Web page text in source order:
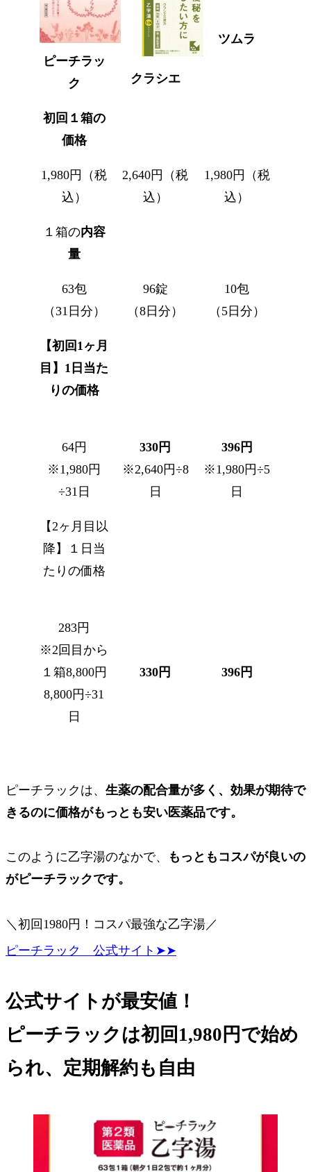
ピーチラッ
ク
クラシエ
ツムラ
初回１箱の
価格
1,980円（税
込）
2,640円（税
込）
1,980円（税
込）
１箱の内容
量
63包
（31日分）
96錠
（8日分）
10包
（5日分）
【初回1ヶ月
目】1日当た
りの価格
64円
※1,980円
÷31日
330円
※2,640円÷8
日
396円
※1,980円÷5
日
【2ヶ月目以
降】１日当
たりの価格
283円
※2回目から
１箱8,800円
8,800円÷31
日
330円 396円
ピーチラックは、 生薬の配合量が多く、効果が期待で
きるのに価格がもっとも安い医薬品です。
このように乙字湯のなかで、
もっともコスパが良いの
がピーチラックです。
＼初回1980円！コスパ最強な乙字湯／
ピーチラック 公式サイト➤➤
公式サイトが最安値 ！
ピーチラックは初回1,980円 で始め
られ、 定期解約も自由